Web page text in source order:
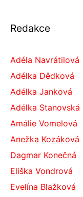
Redakce
Adéla Navrátilová
Adélka Dědková
Adélka Janková
Adélka Stanovská
Amálie Vomelová
Anežka Kozáková
Dagmar Konečná
Eliška Vondrová
Evelína Blažková